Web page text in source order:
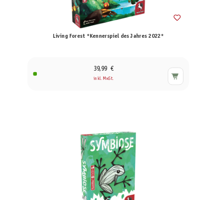
Living Forest *Kennerspiel des Jahres 2022*
39,99 €
inkl. MwSt.